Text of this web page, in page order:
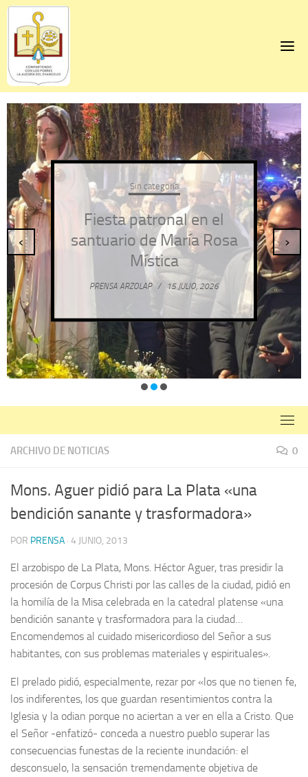
Skip
content
Sin categoría
Fiesta patronal en el
santuario de María Rosa
Mística
PRENSA ARZOLAP / 15 JULIO, 2026
‹ ›
ARCHIVO DE NOTICIAS 0
Mons. Aguer pidió para La Plata «una
bendición sanante y trasformadora»
POR PRENSA · 4 JUNIO, 2013
El arzobispo de La Plata, Mons. Héctor Aguer, tras presidir la
procesión de Corpus Christi por las calles de la ciudad, pidió en
la homilía de la Misa celebrada en la catedral platense «una
bendición sanante y trasformadora para la ciudad…
Encomendemos al cuidado misericordioso del Señor a sus
habitantes, con sus problemas materiales y espirituales».
El prelado pidió, especialmente, rezar por «los que no tienen fe,
los indiferentes, los que guardan resentimientos contra la
Iglesia y la odian porque no aciertan a ver en ella a Cristo. Que
el Señor -enfatizó- conceda a nuestro pueblo superar las
consecuencias funestas de la reciente inundación: el
desconsuelo, la sensación tremendamente objetiva de